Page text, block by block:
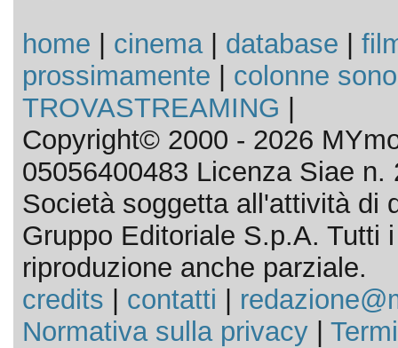
home cinema| database
prossimamente
colonne
TROVASTREAMING
Copyright© 2000 - 2026
05056400483 Licenza Siae n.
Società soggetta all'attività di
Gruppo Editoriale S.p.A. Tutti
riproduzione anche parziale.
credits
contatti
Normativa sulla privacy|